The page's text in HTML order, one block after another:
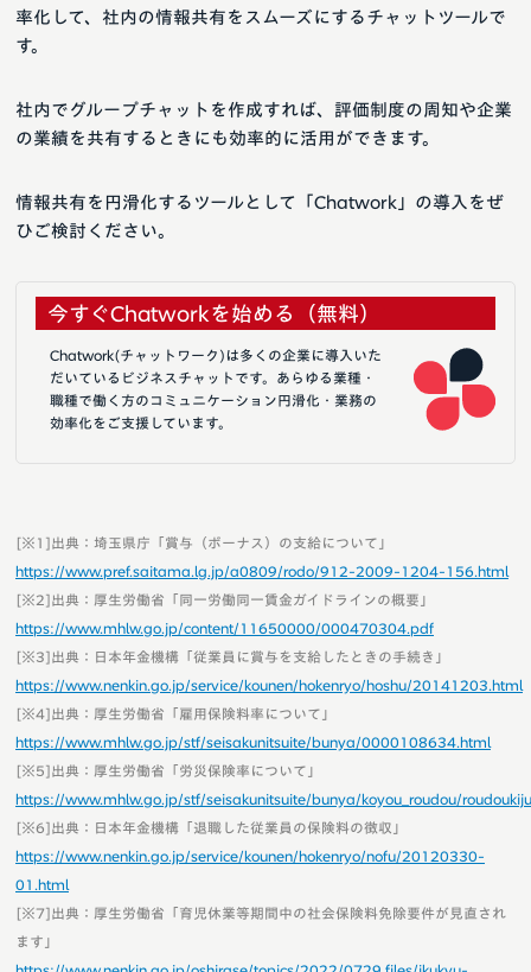
率化して、社内の情報共有をスムーズにするチャットツールで
す。
社内でグループチャットを作成すれば、評価制度の周知や企業
の業績を共有するときにも効率的に活用ができます。
情報共有を円滑化するツールとして「Chatwork」の導入をぜ
ひご検討ください。
今すぐChatworkを始める（無料）
Chatwork(チャットワーク)は多くの企業に導入いた
だいているビジネスチャットです。あらゆる業種・
職種で働く方のコミュニケーション円滑化・業務の
効率化をご支援しています。
[※1]出典：埼玉県庁「賞与（ボーナス）の支給について」
https://www.pref.saitama.lg.jp/a0809/rodo/912-2009-1204-156.html
[※2]出典：厚生労働省「同一労働同一賃金ガイドラインの概要」
https://www.mhlw.go.jp/content/11650000/000470304.pdf
[※3]出典：日本年金機構「従業員に賞与を支給したときの手続き」
https://www.nenkin.go.jp/service/kounen/hokenryo/hoshu/20141203.html
[※4]出典：厚生労働省「雇用保険料率について」
https://www.mhlw.go.jp/stf/seisakunitsuite/bunya/0000108634.html
[※5]出典：厚生労働省「労災保険率について」
https://www.mhlw.go.jp/stf/seisakunitsuite/bunya/koyou_roudou/
[※6]出典：日本年金機構「退職した従業員の保険料の徴収」
https://www.nenkin.go.jp/service/kounen/hokenryo/nofu/20120330-
01.html
[※7]出典：厚生労働省「育児休業等期間中の社会保険料免除要件が見直され
ます」